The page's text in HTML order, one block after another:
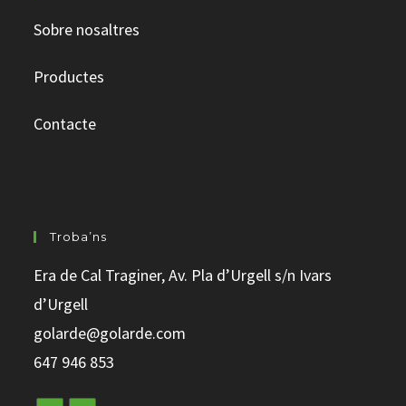
Sobre nosaltres
Productes
Contacte
Troba’ns
Era de Cal Traginer, Av. Pla d’Urgell s/n Ivars
d’Urgell
golarde@golarde.com
647 946 853